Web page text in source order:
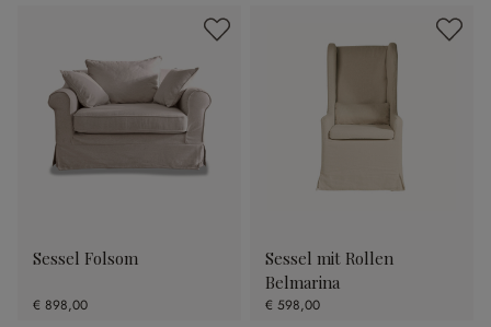
Sessel Folsom
€ 898,00
Sessel mit Rollen
Belmarina
€ 598,00